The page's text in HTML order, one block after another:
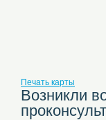
Печать карты
Возникли